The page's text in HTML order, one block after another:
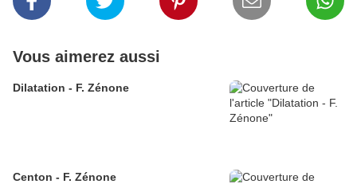
Vous aimerez aussi
Dilatation - F. Zénone
Centon - F. Zénone